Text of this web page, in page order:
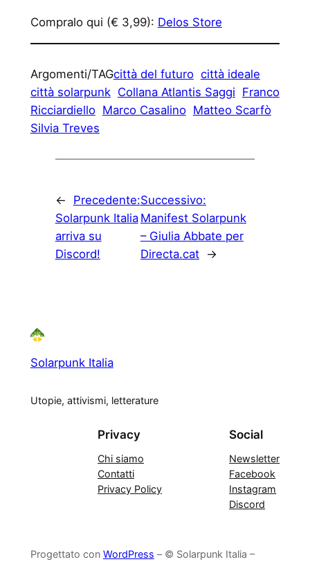
Compralo qui (€ 3,99): Delos Store
Argomenti/TAGcittà del futuro città ideale
città solarpunk Collana Atlantis Saggi Franco
Ricciardiello Marco Casalino Matteo Scarfò
Silvia Treves
←
Precedente:
Solarpunk Italia
arriva su
Discord!
Successivo:
Manifest Solarpunk
– Giulia Abbate per
Directa.cat
→
Solarpunk Italia
Utopie, attivismi, letterature
Privacy
Chi siamo
Contatti
Privacy Policy
Social
Newsletter
Facebook
Instagram
Discord
Progettato con WordPress – © Solarpunk Italia –